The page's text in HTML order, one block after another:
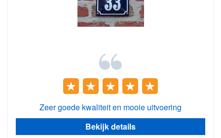
Zeer goede kwaliteit en mooie uitvoering
Bekijk details